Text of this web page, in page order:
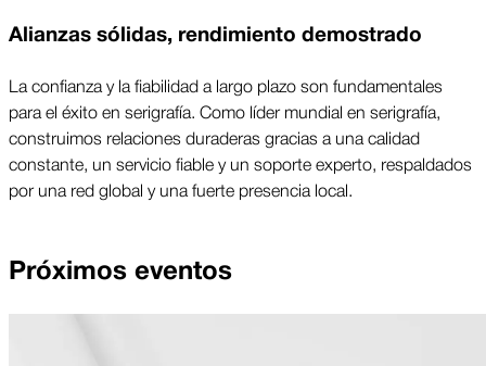
Alianzas sólidas, rendimiento demostrado
La confianza y la fiabilidad a largo plazo son fundamentales
para el éxito en serigrafía. Como líder mundial en serigrafía,
construimos relaciones duraderas gracias a una calidad
constante, un servicio fiable y un soporte experto, respaldados
por una red global y una fuerte presencia local.
Próximos eventos